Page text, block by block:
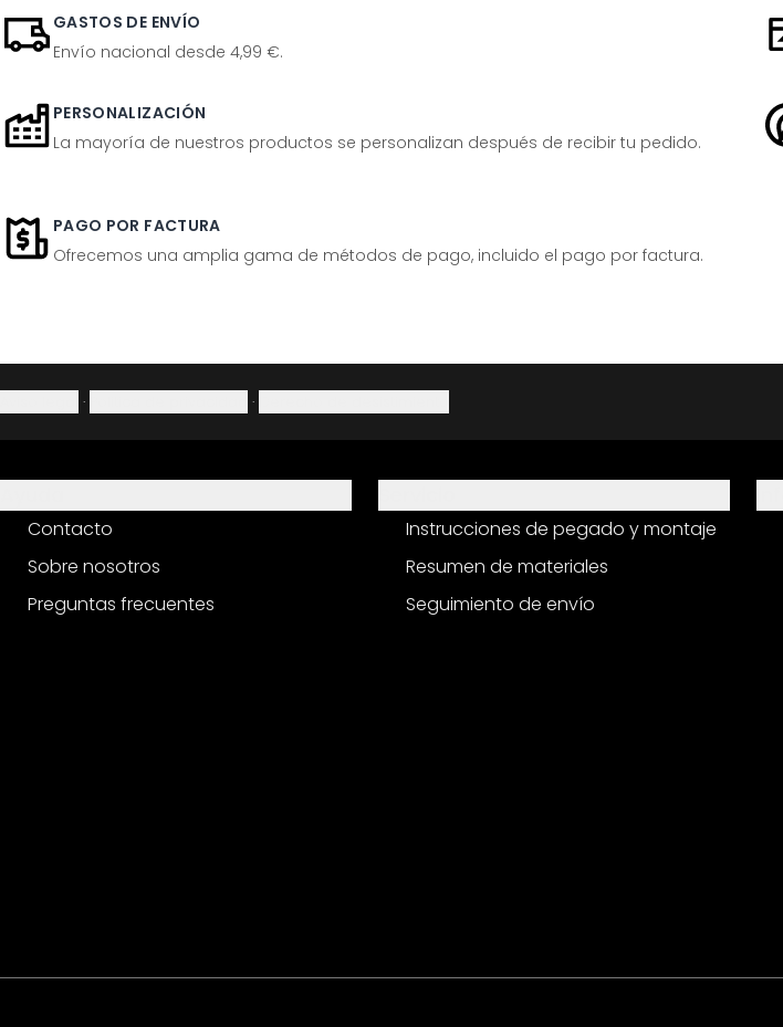
GASTOS DE ENVÍO
Envío nacional desde 4,99 €.
PERSONALIZACIÓN
La mayoría de nuestros productos se personalizan después de recibir tu pedido.
PAGO POR FACTURA
Ofrecemos una amplia gama de métodos de pago, incluido el pago por factura.
· ·
Contacto
Sobre nosotros
Preguntas frecuentes
Instrucciones de pegado y montaje
Resumen de materiales
Seguimiento de envío